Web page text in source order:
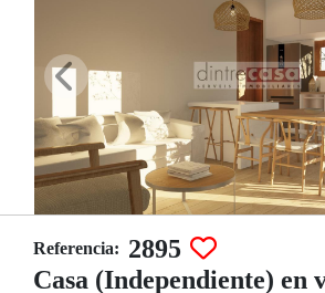
Referencia: 2895
Casa (Independiente) en